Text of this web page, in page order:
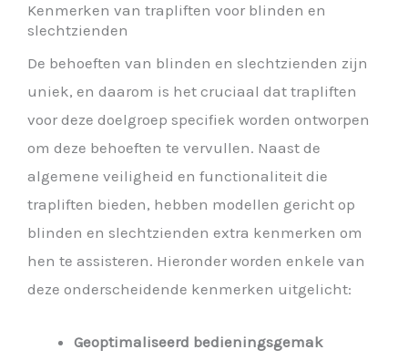
Kenmerken van trapliften voor blinden en
slechtzienden
De behoeften van blinden en slechtzienden zijn
uniek, en daarom is het cruciaal dat trapliften
voor deze doelgroep specifiek worden ontworpen
om deze behoeften te vervullen. Naast de
algemene veiligheid en functionaliteit die
trapliften bieden, hebben modellen gericht op
blinden en slechtzienden extra kenmerken om
hen te assisteren. Hieronder worden enkele van
deze onderscheidende kenmerken uitgelicht:
Geoptimaliseerd bedieningsgemak